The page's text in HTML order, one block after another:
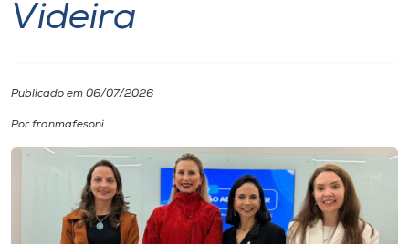
Internacionalização
Diplomados
Videira
Publicado em 06/07/2026
Por franmafesoni